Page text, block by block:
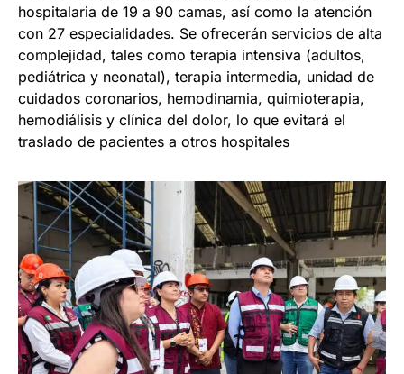
hospitalaria de 19 a 90 camas, así como la atención
con 27 especialidades. Se ofrecerán servicios de alta
complejidad, tales como terapia intensiva (adultos,
pediátrica y neonatal), terapia intermedia, unidad de
cuidados coronarios, hemodinamia, quimioterapia,
hemodiálisis y clínica del dolor, lo que evitará el
traslado de pacientes a otros hospitales